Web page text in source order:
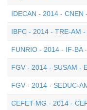
IDECAN - 2014 - CNEN
IBFC - 2014 - TRE-AM
FUNRIO - 2014 - IF-BA
FGV - 2014 - SUSAM -
FGV - 2014 - SEDUC-
CEFET-MG - 2014 -